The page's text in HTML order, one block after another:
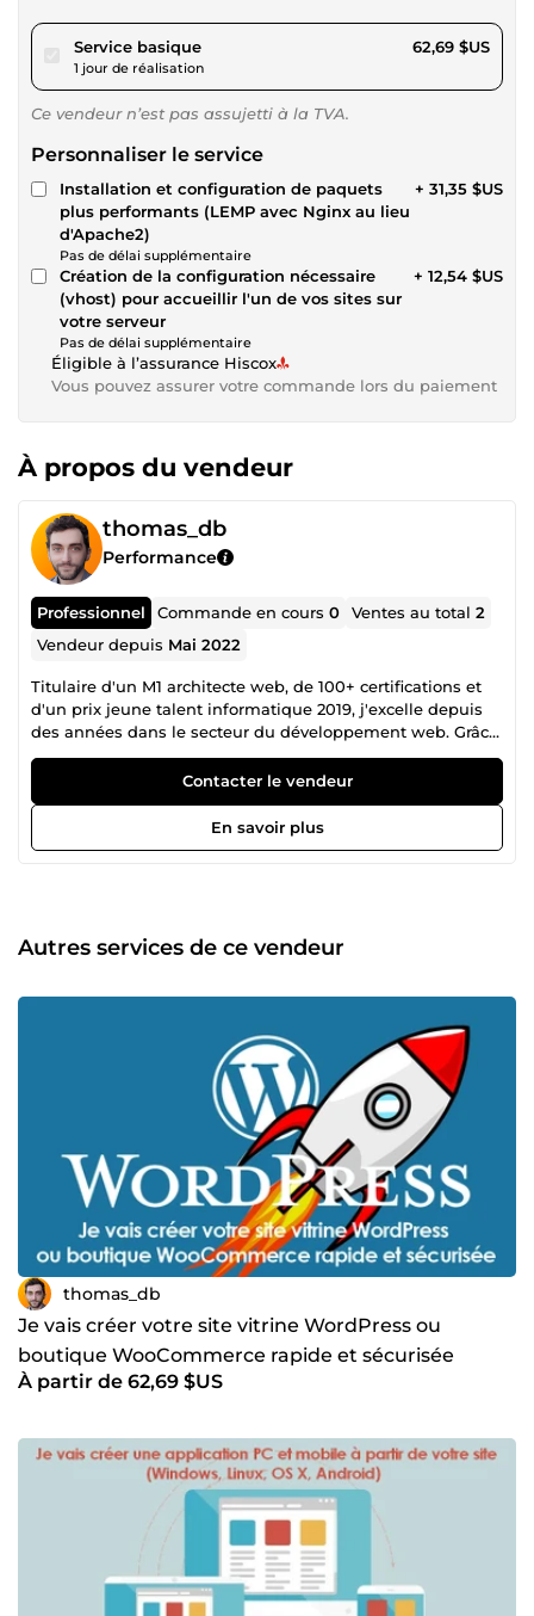
Service basiquepour 57,78 $US
1 jour de réalisation
62,69 $US
Ce vendeur n’est pas assujetti à la TVA.
Personnaliser le service
Installation et configuration de paquets
plus performants (LEMP avec Nginx au lieu
d'Apache2)
Pas de délai supplémentaire
+ 31,35 $US
Création de la configuration nécessaire
(vhost) pour accueillir l'un de vos sites sur
votre serveur
Pas de délai supplémentaire
+ 12,54 $US
Éligible à l’assurance Hiscox
Vous pouvez assurer votre commande lors du paiement
À propos du vendeur
thomas_db
Performance
Professionnel Commande en cours0 Ventes au total2
Vendeur depuis Mai 2022
Titulaire d'un M1 architecte web, de 100+ certifications et
d'un prix jeune talent informatique 2019, j'excelle depuis
des années dans le secteur du développement web. Grâce
à ma formation, mais également à mon investissement
dans ma quête de connaissances, je maîtrise les langages
les plus utilisés sur le web, la configuration de serveurs
Debian-based et j'ai également eu l'occasion de
développer sous des langages axés softwares (C, C#,
internationale, m'ont toutes deux aidées à développer de
nombreuses compétences annexes liées à la gestion des
liés à ce domaine. Je dispose de nombreux projets à mon
actif, je suis notamment le créateur de Hootis (ERP/CRM
modulable proposant notamment en son sein un
générateur de CMS et des scrapers) et du Culte du code
(site de proposant des MOOCs axées cybersécurité et
programmation). J'ai un esprit compétitif, je suis
quelqu'un de sérieux, patient et appliqué : j'aime aller au
bout des choses que j'entreprends et je ne m'arrête jamais
à la première difficulté rencontrée, quitte à trouver des
solutions de contournement.
Contacter le vendeur
En savoir plus
Autres services de ce vendeur
thomas_db
Je vais créer votre site vitrine WordPress ou
boutique WooCommerce rapide et sécurisée
À partir de 62,69 $US